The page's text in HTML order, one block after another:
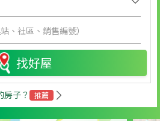
找好屋
房子？ 推薦